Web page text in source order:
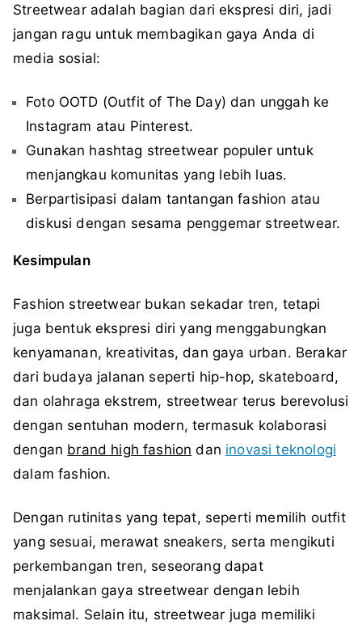
Streetwear adalah bagian dari ekspresi diri, jadi
jangan ragu untuk membagikan gaya Anda di
media sosial:
Foto OOTD (Outfit of The Day) dan unggah ke
Instagram atau Pinterest.
Gunakan hashtag streetwear populer untuk
menjangkau komunitas yang lebih luas.
Berpartisipasi dalam tantangan fashion atau
diskusi dengan sesama penggemar streetwear.
Kesimpulan
Fashion streetwear bukan sekadar tren, tetapi
juga bentuk ekspresi diri yang menggabungkan
kenyamanan, kreativitas, dan gaya urban. Berakar
dari budaya jalanan seperti hip-hop, skateboard,
dan olahraga ekstrem, streetwear terus berevolusi
dengan sentuhan modern, termasuk kolaborasi
dengan brand high fashion dan inovasi teknologi
dalam fashion.
Dengan rutinitas yang tepat, seperti memilih outfit
yang sesuai, merawat sneakers, serta mengikuti
perkembangan tren, seseorang dapat
menjalankan gaya streetwear dengan lebih
maksimal. Selain itu, streetwear juga memiliki